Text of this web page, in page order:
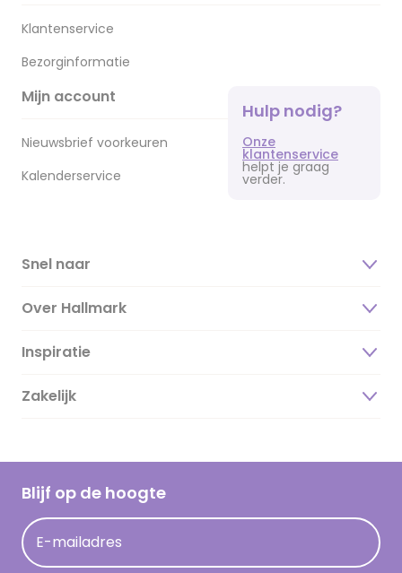
Klantenservice
Bezorginformatie
Mijn account
Nieuwsbrief voorkeuren
Kalenderservice
Hulp nodig?
Onze
klantenservice
helpt je graag
verder.
Snel naar
Over Hallmark
Over ons
Duurzaamheid
Hallmark Kaartclub
Acties
Persberichten
Inspiratie
Magazine
Cadeau inspiratie
Kaartinspiratie
Zakelijk
Blijf op de hoogte
E-mailadres